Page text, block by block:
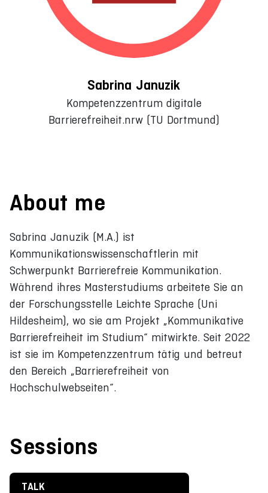
Sabrina Januzik
Kompetenzzentrum digitale
Barrierefreiheit.nrw (TU Dortmund)
About me
Sabrina Januzik (M.A.) ist
Kommunikationswissenschaftlerin mit
Schwerpunkt Barrierefreie Kommunikation.
Während ihres Masterstudiums arbeitete Sie an
der Forschungsstelle Leichte Sprache (Uni
Hildesheim), wo sie am Projekt „Kommunikative
Barrierefreiheit im Studium“ mitwirkte. Seit 2022
ist sie im Kompetenzzentrum tätig und betreut
den Bereich „Barrierefreiheit von
Hochschulwebseiten“.
Sessions
TALK